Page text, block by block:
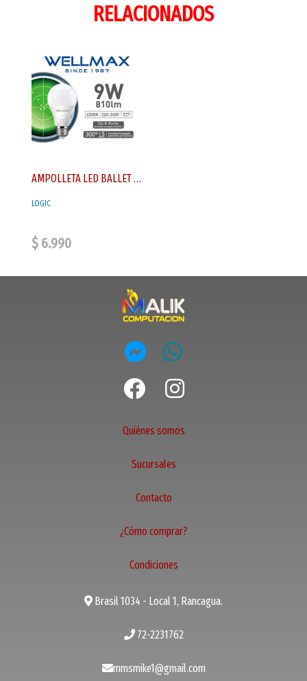
RELACIONADOS
AMPOLLETA LED BALLET A60 9W CW SENSOR MOVIMIENTO 174630
LOGIC
$ 6.990
Quiénes somos
Sucursales
Contacto
¿Cómo comprar?
Condiciones
Brasil 1034 - Local 1, Rancagua.
72-2231762
mmsmike1@gmail.com